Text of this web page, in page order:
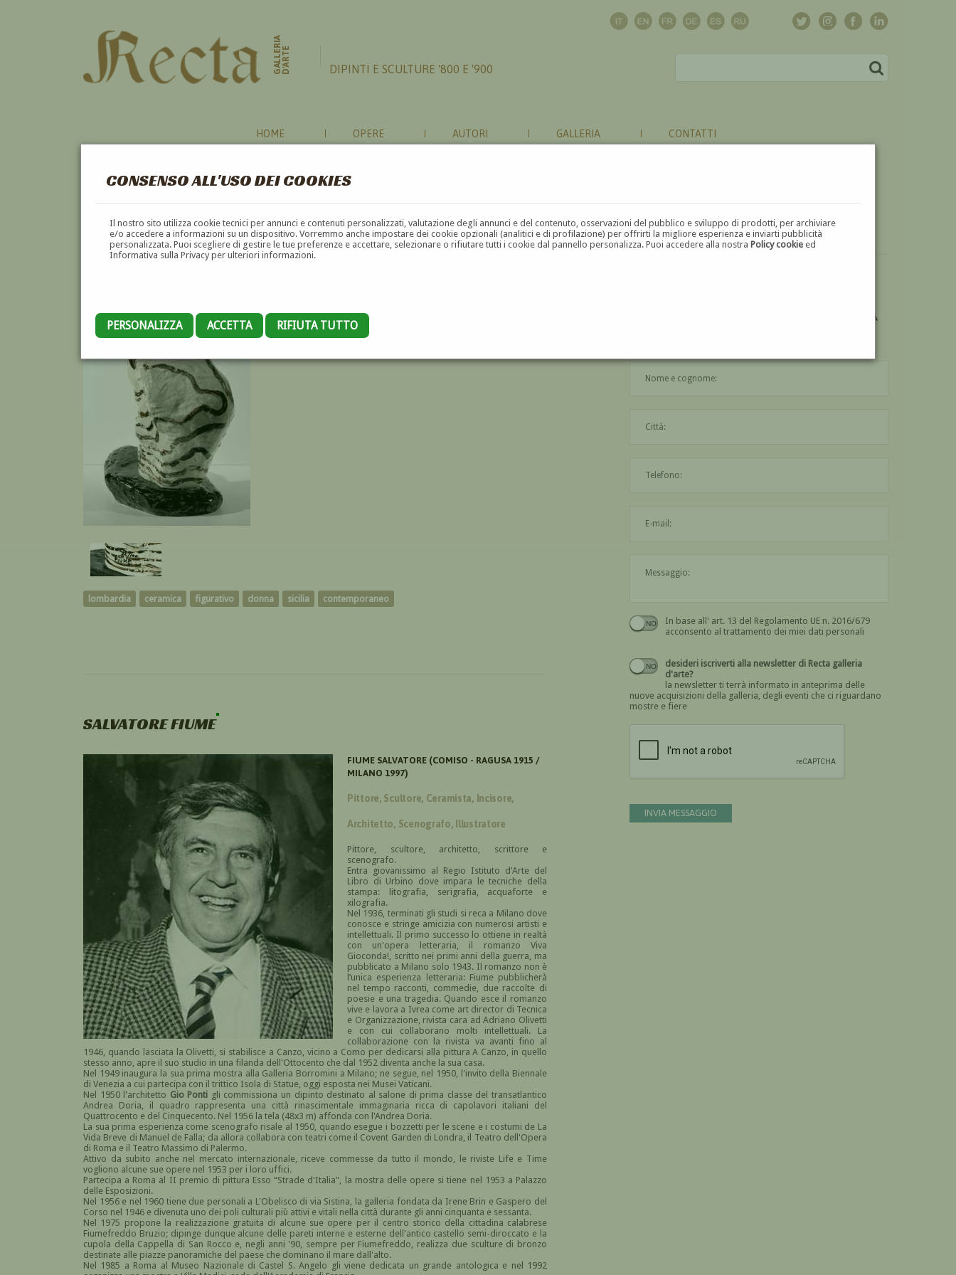
CONSENSO ALL'USO DEI COOKIES
Il nostro sito utilizza cookie tecnici per annunci e contenuti personalizzati, valutazione degli annunci e del contenuto, osservazioni del pubblico e sviluppo di prodotti, per archiviare
e/o accedere a informazioni su un dispositivo. Vorremmo anche impostare dei cookie opzionali (analitici e di profilazione) per offrirti la migliore esperienza e inviarti pubblicità
personalizzata. Puoi scegliere di gestire le tue preferenze e accettare, selezionare o rifiutare tutti i cookie dal pannello personalizza. Puoi accedere alla nostraPolicy cookie ed
Informativa sulla Privacy per ulteriori informazioni.
PERSONALIZZA ACCETTA RIFIUTA TUTTO
GALLERIAD'ARTE DIPINTI E SCULTURE '800 E '900
HOME OPERE AUTORI GALLERIA CONTATTI
SOMALA
FIUME SALVATORE (COMISO - RAGUSA 1915 / MILANO 1997)
lombardia ceramica figurativo donna sicilia contemporaneo
SALVATORE FIUME
FIUME SALVATORE (COMISO - RAGUSA 1915 /
MILANO 1997)
Pittore, Scultore, Ceramista, Incisore,
Architetto, Scenografo, Illustratore
Pittore, scultore, architetto, scrittore e
scenografo.
Entra giovanissimo al Regio Istituto d'Arte del
Libro di Urbino dove impara le tecniche della
stampa: litografia, serigrafia, acquaforte e
xilografia.
Nel 1936, terminati gli studi si reca a Milano dove
conosce e stringe amicizia con numerosi artisti e
intellettuali. Il primo successo lo ottiene in realtà
con un'opera letteraria, il romanzo Viva
Gioconda!, scritto nei primi anni della guerra, ma
pubblicato a Milano solo 1943. Il romanzo non è
l’unica esperienza letteraria: Fiume pubblicherà
nel tempo racconti, commedie, due raccolte di
poesie e una tragedia. Quando esce il romanzo
vive e lavora a Ivrea come art director di Tecnica
e Organizzazione, rivista cara ad Adriano Olivetti
e con cui collaborano molti intellettuali. La
collaborazione con la rivista va avanti fino al
1946, quando lasciata la Olivetti, si stabilisce a Canzo, vicino a Como per dedicarsi alla pittura A Canzo, in quello
stesso anno, apre il suo studio in una filanda dell'Ottocento che dal 1952 diventa anche la sua casa.
Nel 1949 inaugura la sua prima mostra alla Galleria Borromini a Milano; ne segue, nel 1950, l'invito della Biennale
di Venezia a cui partecipa con il trittico Isola di Statue, oggi esposta nei Musei Vaticani.
Nel 1950 l'architetto Gio Ponti gli commissiona un dipinto destinato al salone di prima classe del transatlantico
Andrea Doria, il quadro rappresenta una città rinascimentale immaginaria ricca di capolavori italiani del
Quattrocento e del Cinquecento. Nel 1956 la tela (48x3 m) affonda con l'Andrea Doria.
La sua prima esperienza come scenografo risale al 1950, quando esegue i bozzetti per le scene e i costumi de La
Vida Breve di Manuel de Falla; da allora collabora con teatri come il Covent Garden di Londra, il Teatro dell'Opera
di Roma e il Teatro Massimo di Palermo.
Attivo da subito anche nel mercato internazionale, riceve commesse da tutto il mondo, le riviste Life e Time
vogliono alcune sue opere nel 1953 per i loro uffici.
Partecipa a Roma al II premio di pittura Esso “Strade d'Italia", la mostra delle opere si tiene nel 1953 a Palazzo
delle Esposizioni.
Nel 1956 e nel 1960 tiene due personali a L'Obelisco di via Sistina, la galleria fondata da Irene Brin e Gaspero del
Corso nel 1946 e divenuta uno dei poli culturali più attivi e vitali nella città durante gli anni cinquanta e sessanta.
Nel 1975 propone la realizzazione gratuita di alcune sue opere per il centro storico della cittadina calabrese
Fiumefreddo Bruzio; dipinge dunque alcune delle pareti interne e esterne dell'antico castello semi-diroccato e la
cupola della Cappella di San Rocco e, negli anni '90, sempre per Fiumefreddo, realizza due sculture di bronzo
destinate alle piazze panoramiche del paese che dominano il mare dall'alto.
Nel 1985 a Roma al Museo Nazionale di Castel S. Angelo gli viene dedicata un grande antologica e nel 1992
DESIDERI ULTERIORI INFORMAZIONI SULL'OPERA
In base all' art. 13 del Regolamento UE n. 2016/679
acconsento al trattamento dei miei dati personali
Devi dare il consenso
desideri iscriverti alla newsletter di Recta galleria
d'arte?
la newsletter ti terrà informato in anteprima delle
nuove acquisizioni della galleria, degli eventi che ci riguardano
mostre e fiere
INVIA MESSAGGIO